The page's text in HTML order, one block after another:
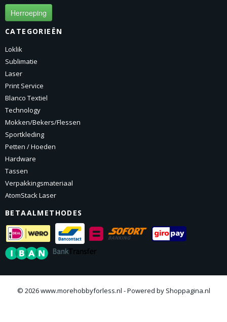
Herroeping
CATEGORIEËN
Loklik
Sublimatie
Laser
Print Service
Blanco Textiel
Technology
Mokken/Bekers/Flessen
Sportkleding
Petten / Hoeden
Hardware
Tassen
Verpakkingsmateriaal
AtomStack Laser
BETAALMETHODES
© 2026 www.morehobbyforless.nl - Powered by Shoppagina.nl